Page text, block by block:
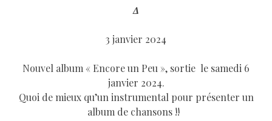
Δ
3 janvier 2024
Nouvel album « Encore un Peu », sortie le samedi 6
janvier 2024.
Quoi de mieux qu’un instrumental pour présenter un
album de chansons !!